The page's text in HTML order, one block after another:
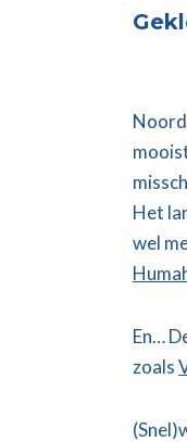
Het
wel
En…
zoals